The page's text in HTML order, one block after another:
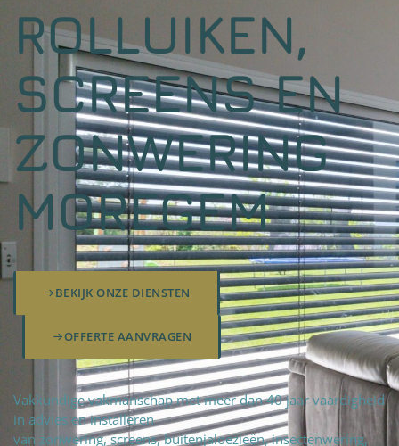
ROLLUIKEN,
SCREENS EN
ZONWERING
MOREGEM
BEKIJK ONZE DIENSTEN
OFFERTE AANVRAGEN
Vakkundige vakmanschap met meer dan 40 jaar vaardigheid
in advies en installeren
van zonwering, screens, buitenjaloezieën, insectenwering,